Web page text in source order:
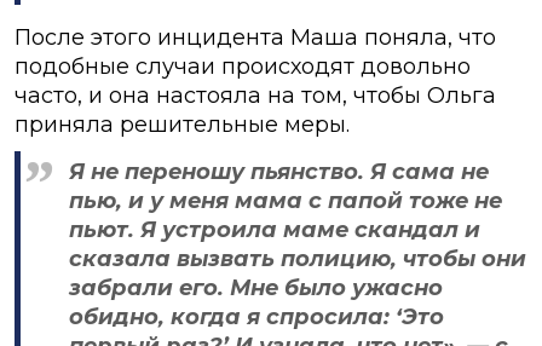
После этого инцидента Маша поняла, что
подобные случаи происходят довольно
часто, и она настояла на том, чтобы Ольга
приняла решительные меры.
Я не переношу пьянство. Я сама не
пью, и у меня мама с папой тоже не
пьют. Я устроила маме скандал и
сказала вызвать полицию, чтобы они
забрали его. Мне было ужасно
обидно, когда я спросила: ‘Это